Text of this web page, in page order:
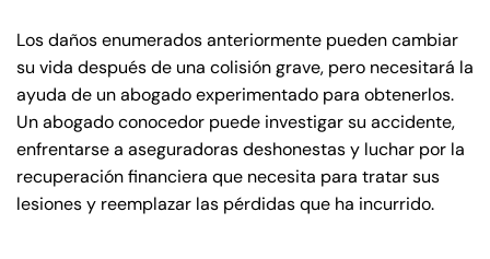
Los daños enumerados anteriormente pueden cambiar
su vida después de una colisión grave, pero necesitará la
ayuda de un abogado experimentado para obtenerlos.
Un abogado conocedor puede investigar su accidente,
enfrentarse a aseguradoras deshonestas y luchar por la
recuperación financiera que necesita para tratar sus
lesiones y reemplazar las pérdidas que ha incurrido.